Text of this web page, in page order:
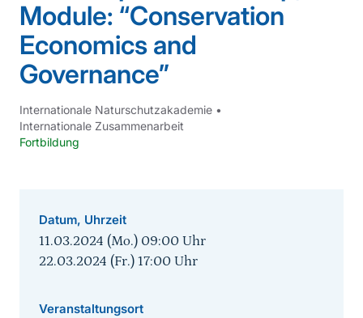
Module: “Conservation
Economics and
Governance”
Internationale Naturschutzakademie •
Internationale Zusammenarbeit
Fortbildung
Datum, Uhrzeit
11.03.2024 (Mo.) 09:00 Uhr
22.03.2024 (Fr.) 17:00 Uhr
Veranstaltungsort